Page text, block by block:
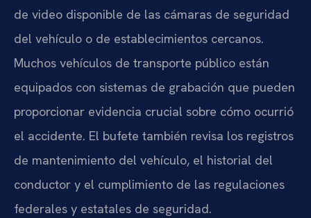
de video disponible de las cámaras de seguridad
del vehículo o de establecimientos cercanos.
Muchos vehículos de transporte público están
equipados con sistemas de grabación que pueden
proporcionar evidencia crucial sobre cómo ocurrió
el accidente. El bufete también revisa los registros
de mantenimiento del vehículo, el historial del
conductor y el cumplimiento de las regulaciones
federales y estatales de seguridad.